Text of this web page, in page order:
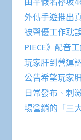
外傳手遊推出
被聲優工作耽
PIECE》配音
玩家肝到營運
公告希望玩家
日常發布、刺
場營銷的「三